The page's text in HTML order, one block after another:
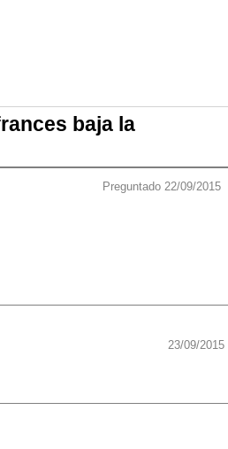
baja la
Preguntado 22/09/2015
23/09/2015